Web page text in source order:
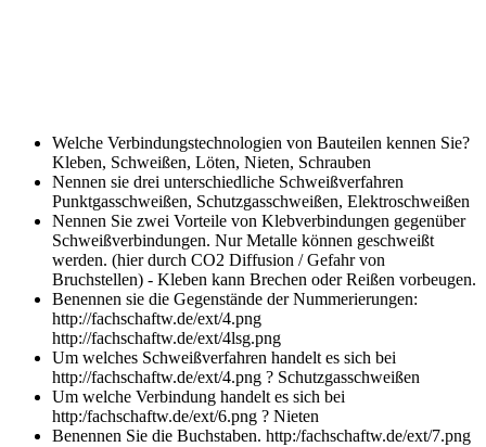
Welche Verbindungstechnologien von Bauteilen kennen Sie?
Kleben, Schweißen, Löten, Nieten, Schrauben
Nennen sie drei unterschiedliche Schweißverfahren
Punktgasschweißen, Schutzgasschweißen, Elektroschweißen
Nennen Sie zwei Vorteile von Klebverbindungen gegenüber
Schweißverbindungen. Nur Metalle können geschweißt
werden. (hier durch CO2 Diffusion / Gefahr von
Bruchstellen) - Kleben kann Brechen oder Reißen vorbeugen.
Benennen sie die Gegenstände der Nummerierungen:
http://fachschaftw.de/ext/4.png
http://fachschaftw.de/ext/4lsg.png
Um welches Schweißverfahren handelt es sich bei
http://fachschaftw.de/ext/4.png ? Schutzgasschweißen
Um welche Verbindung handelt es sich bei
http:/fachschaftw.de/ext/6.png ? Nieten
Benennen Sie die Buchstaben. http:/fachschaftw.de/ext/7.png